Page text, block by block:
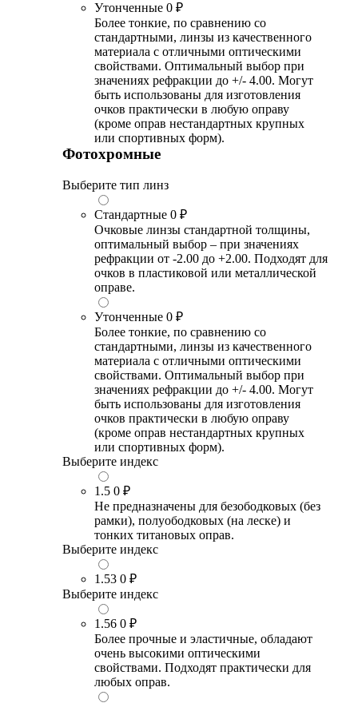
Утонченные 0 ₽
Более тонкие, по сравнению со
стандартными, линзы из качественного
материала с отличными оптическими
свойствами. Оптимальный выбор при
значениях рефракции до +/- 4.00. Могут
быть использованы для изготовления
очков практически в любую оправу
(кроме оправ нестандартных крупных
или спортивных форм).
Фотохромные
Выберите тип линз
Стандартные 0 ₽
Очковые линзы стандартной толщины,
оптимальный выбор – при значениях
рефракции от -2.00 до +2.00. Подходят для
очков в пластиковой или металлической
оправе.
Утонченные 0 ₽
Более тонкие, по сравнению со
стандартными, линзы из качественного
материала с отличными оптическими
свойствами. Оптимальный выбор при
значениях рефракции до +/- 4.00. Могут
быть использованы для изготовления
очков практически в любую оправу
(кроме оправ нестандартных крупных
или спортивных форм).
Выберите индекс
1.5 0 ₽
Не предназначены для безободковых (без
рамки), полуободковых (на леске) и
тонких титановых оправ.
Выберите индекс
1.53 0 ₽
Выберите индекс
1.56 0 ₽
Более прочные и эластичные, обладают
очень высокими оптическими
свойствами. Подходят практически для
любых оправ.